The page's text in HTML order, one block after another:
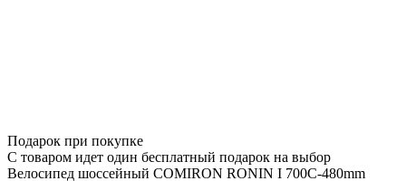
Подарок при покупке
С товаром идет один бесплатный подарок на выбор
Велосипед шоссейный COMIRON RONIN I 700C-480mm